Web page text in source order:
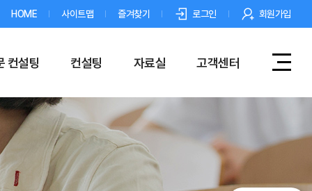
HOME 사이트맵 즐겨찾기 로그인 회원가입
컨설팅 컨설팅 자료실 고객센터